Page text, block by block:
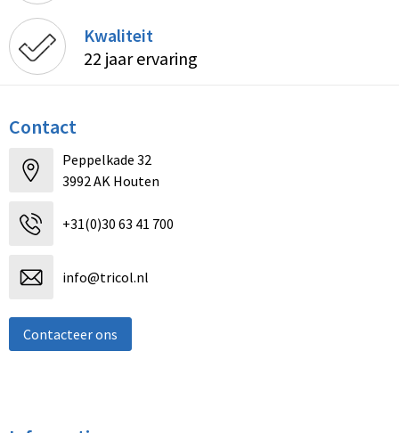
Kwaliteit
22 jaar ervaring
Contact
Peppelkade 32
3992 AK Houten
+31(0)30 63 41 700
info@tricol.nl
Contacteer ons